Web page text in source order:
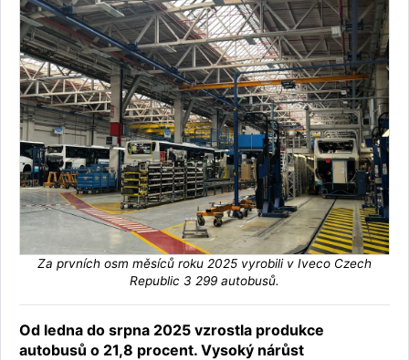
Za prvních osm měsíců roku 2025 vyrobili v Iveco Czech
Republic 3 299 autobusů.
Od ledna do srpna 2025 vzrostla produkce
autobusů o 21,8 procent. Vysoký nárůst